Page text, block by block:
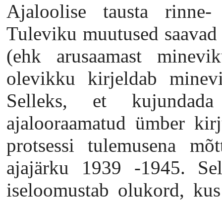
Ajaloolise tausta rinne-
Tuleviku muutused
(ehk arusaamast
olevikku kirjeldab
Selleks, et
ajalooraamatud ümber
protsessi tulemusena
ajajärku 1939 -1945.
iseloomustab olukord,